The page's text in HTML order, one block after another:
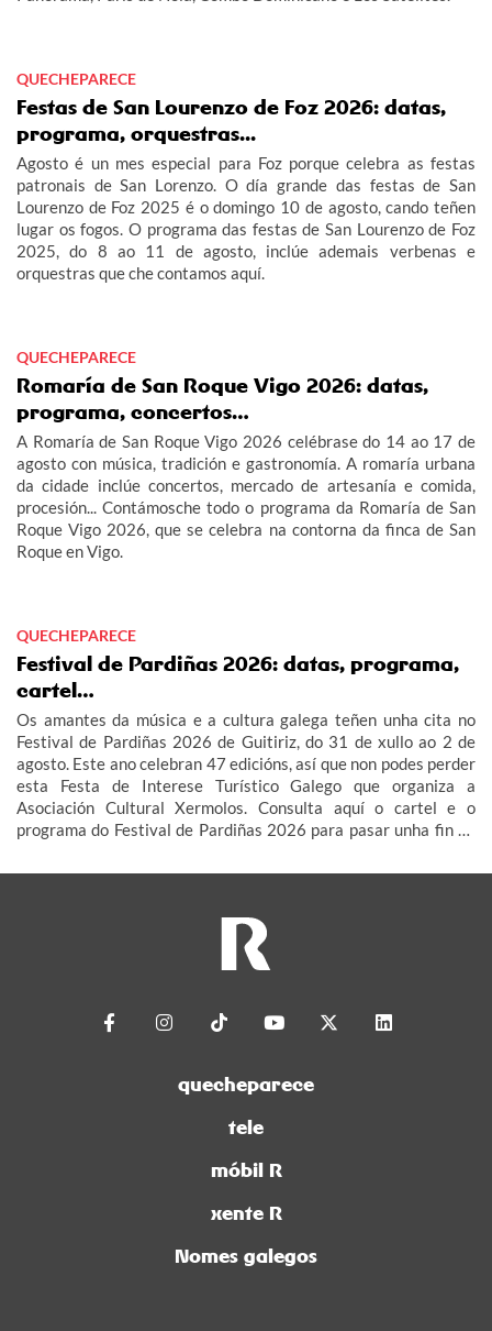
QUECHEPARECE
Festas de San Lourenzo de Foz 2026: datas,
programa, orquestras...
Agosto é un mes especial para Foz porque celebra as festas
patronais de San Lorenzo. O día grande das festas de San
Lourenzo de Foz 2025 é o domingo 10 de agosto, cando teñen
lugar os fogos. O programa das festas de San Lourenzo de Foz
2025, do 8 ao 11 de agosto, inclúe ademais verbenas e
orquestras que che contamos aquí.
QUECHEPARECE
Romaría de San Roque Vigo 2026: datas,
programa, concertos…
A Romaría de San Roque Vigo 2026 celébrase do 14 ao 17 de
agosto con música, tradición e gastronomía. A romaría urbana
da cidade inclúe concertos, mercado de artesanía e comida,
procesión... Contámosche todo o programa da Romaría de San
Roque Vigo 2026, que se celebra na contorna da finca de San
Roque en Vigo.
QUECHEPARECE
Festival de Pardiñas 2026: datas, programa,
cartel…
Os amantes da música e a cultura galega teñen unha cita no
Festival de Pardiñas 2026 de Guitiriz, do 31 de xullo ao 2 de
agosto. Este ano celebran 47 edicións, así que non podes perder
esta Festa de Interese Turístico Galego que organiza a
Asociación Cultural Xermolos. Consulta aquí o cartel e o
programa do Festival de Pardiñas 2026 para pasar unha fin de
quecheparece
tele
móbil R
xente R
Nomes galegos